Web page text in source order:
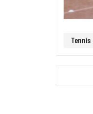
Tennis